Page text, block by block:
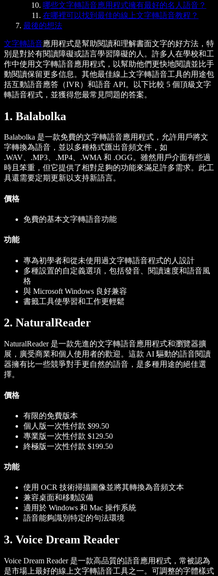
哪些文字轉語音應用程式擁有最好的名人語音？
在哪裡可以找到最佳的線上文字轉語音教程？
最後的想法
文字轉語音應用程式是幫助閱讀和理解書面文字的好方法，特
別是對於有閱讀障礙或語言學習障礙的人。許多人在學校和工
作中使用文字轉語音應用程式，以幫助他們更快地閱讀並比手
動閱讀保留更多信息。其他最佳線上文字轉語音工具的用途包
括互動語音應答（IVR）和語音 API。以下比較 5 個頂級文字
轉語音程式，並獲得您最常見問題的答案。
1. Balabolka
Balabolka 是一款免費的文字轉語音應用程式，允許用戶將文
字轉換為語音，並以多種格式匯出音頻文件，如
.WAV、.MP3、.MP4、.WMA 和 .OGG。雖然用戶介面有些過
時且笨重，但它提供了相對足夠的功能來滿足許多需求。此工
具還需要定期更新以支持新語言。
價格
免費的基本文字轉語音功能
功能
專為初學者和從未使用過文字轉語音程式的人設計
多種設置的自定義選項，包括發音、閱讀速度和語音風
格
與 Microsoft Windows 良好兼容
書籤工具使學習和工作更輕鬆
2. NaturalReader
NaturalReader 是一款先進的文字轉語音應用程式和瀏覽器擴
展，廣受商業和個人使用者的歡迎。這款 AI 驅動的語音閱讀
器擁有比一些競爭對手更自然的語音，是多種用途的絕佳選
擇。
價格
有限的免費版本
個人版一次性付款 $99.50
專業版一次性付款 $129.50
終極版一次性付款 $199.50
功能
使用 OCR 技術掃描圖像並將其轉換為音頻文本
兼容桌面和移動設備
適用於 Windows 和 Mac 操作系統
語音能夠識別特定的句法環境
3. Voice Dream Reader
Voice Dream Reader 是一款高品質的語音應用程式，常被認為
是市場上最好的線上文字轉語音工具之一。可調整的字體樣式